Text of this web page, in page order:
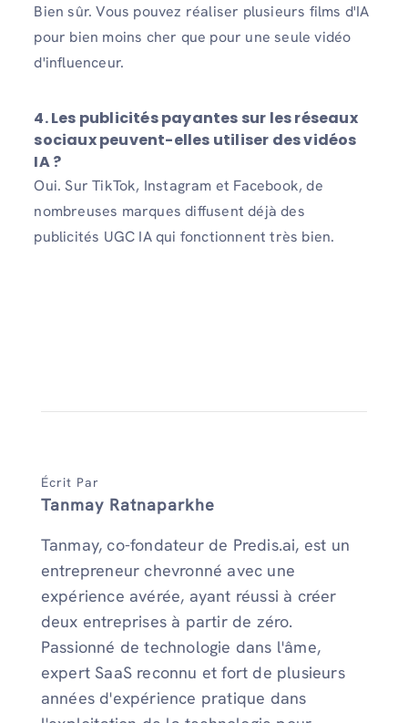
Bien sûr. Vous pouvez réaliser plusieurs films d'IA
pour bien moins cher que pour une seule vidéo
d'influenceur.
4. Les publicités payantes sur les réseaux
sociaux peuvent-elles utiliser des vidéos
IA ?
Oui. Sur TikTok, Instagram et Facebook, de
nombreuses marques diffusent déjà des
publicités UGC IA qui fonctionnent très bien.
Écrit Par
Tanmay Ratnaparkhe
Tanmay, co-fondateur de Predis.ai, est un
entrepreneur chevronné avec une
expérience avérée, ayant réussi à créer
deux entreprises à partir de zéro.
Passionné de technologie dans l'âme,
expert SaaS reconnu et fort de plusieurs
années d'expérience pratique dans